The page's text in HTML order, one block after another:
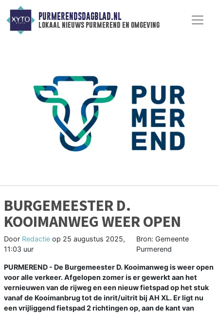
PURMERENDSDAGBLAD.NL
lokaal nieuws purmerend en omgeving
BURGEMEESTER D.
KOOIMANWEG WEER OPEN
Door Redactie op 25 augustus 2025,
11:03 uur
Bron: Gemeente
Purmerend
PURMEREND - De Burgemeester D. Kooimanweg is weer open
voor alle verkeer. Afgelopen zomer is er gewerkt aan het
vernieuwen van de rijweg en een nieuw fietspad op het stuk
vanaf de Kooimanbrug tot de inrit/uitrit bij AH XL. Er ligt nu
een vrijliggend fietspad 2 richtingen op, aan de kant van